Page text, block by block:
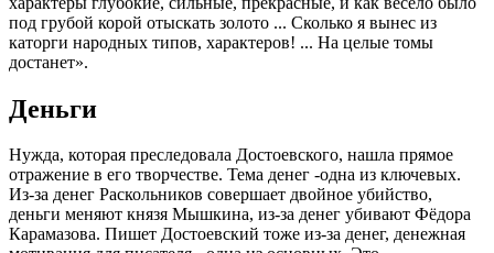
под грубой корой отыскать золото ... Сколько я вынес из
каторги народных типов, характеров! ... На целые томы
достанет».
Деньги
Нужда, которая преследовала Достоевского, нашла прямое
отражение в его творчестве. Тема денег -одна из ключевых.
Из-за денег Раскольников совершает двойное убийство,
деньги меняют князя Мышкина, из-за денег убивают Фёдора
Карамазова. Пишет Достоевский тоже из-за денег, денежная